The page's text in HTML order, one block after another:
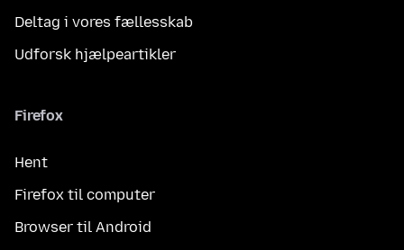
Deltag i vores fællesskab
Udforsk hjælpeartikler
Firefox
Hent
Firefox til computer
Browser til Android